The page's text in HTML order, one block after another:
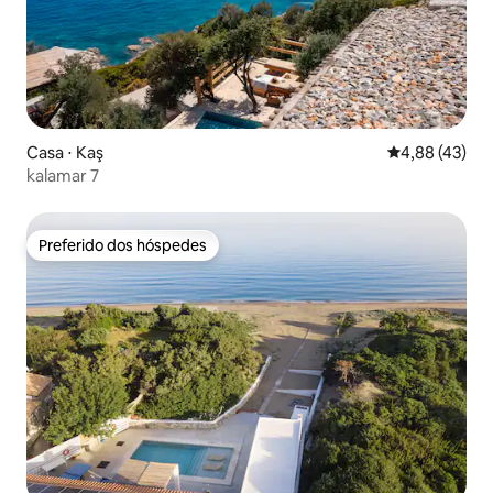
Casa ⋅ Kaş 4,88 de uma
4,88 (43)
kalamar 7
Preferido dos hóspedes
Preferido dos hóspedes